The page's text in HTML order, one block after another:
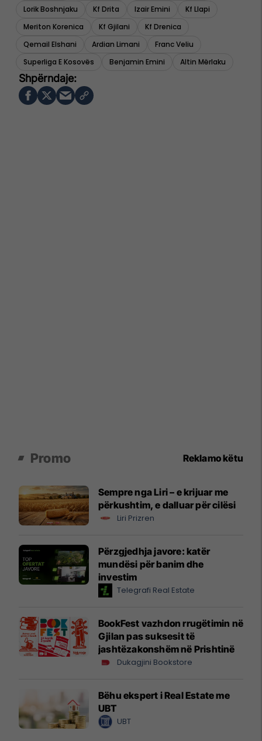
Lorik Boshnjaku
Kf Drita Izair Emini
Kf Llapi
Meriton Korenica
Kf Gjilani
Kf Drenica
Qemail Elshani
Ardian Limani
Franc Veliu
Superliga E Kosovës
Benjamin Emini Altin Mërlaku
Promo Reklamo këtu
Sempre nga Liri – e krijuar me
përkushtim, e dalluar për cilësi
Liri Prizren
Përzgjedhja javore: katër
mundësi për banim dhe
investim
Telegrafi Real Estate
BookFest vazhdon rrugëtimin në
Gjilan pas suksesit të
jashtëzakonshëm në Prishtinë
Dukagjini Bookstore
Bëhu ekspert i Real Estate me
UBT
UBT